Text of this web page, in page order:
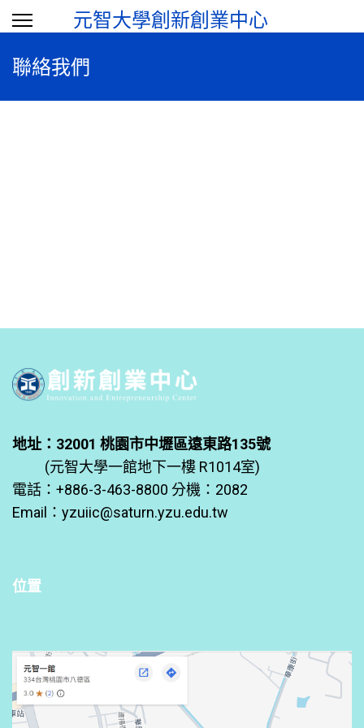
元智大學創新創業中心
聯絡我們
地址：32001 桃園市中壢區遠東路135號
(元智大學一館地下一樓 R1014室)
電話：+886-3-463-8800 分機：2082
Email： yzuiic@saturn.yzu.edu.tw
位置